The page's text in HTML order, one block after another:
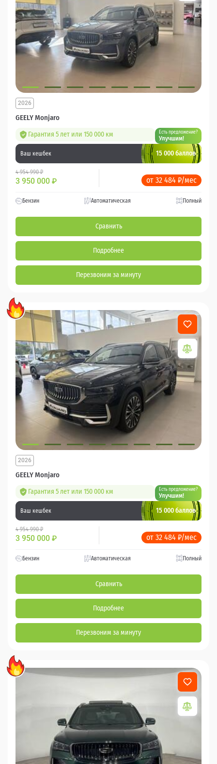
GEELY Monjaro
2026
Гарантия 5 лет или 150 000 км Есть предложение?
Улучшим!
Ваш кешбек 15 000 баллов
4 954 990 ₽
3 950 000 ₽ от 32 484 ₽/мес
Бензин Автоматическая Полный
Сравнить
Подробнее
Перезвоним за минуту
GEELY Monjaro
2026
Гарантия 5 лет или 150 000 км Есть предложение?
Улучшим!
Ваш кешбек 15 000 баллов
4 954 990 ₽
3 950 000 ₽ от 32 484 ₽/мес
Бензин Автоматическая Полный
Сравнить
Подробнее
Перезвоним за минуту